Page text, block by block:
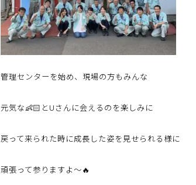
管理センターを始め、現場の方もみんな
元気な👶🏻とUさんに会えるのを楽しみに
戻って来られた時に成長した姿を見せられる様に
頑張って参りますよ〜🔥